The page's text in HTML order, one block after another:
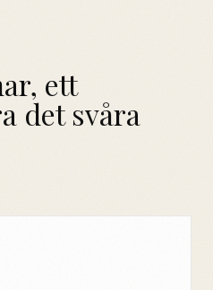
ett
det svåra